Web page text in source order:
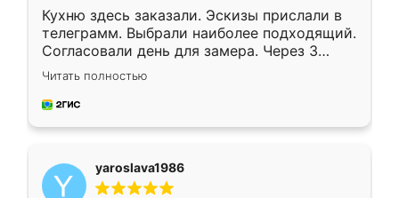
Кухню здесь заказали. Эскизы прислали в
телеграмм. Выбрали наиболее подходящий.
Согласовали день для замера. Через 3
недели кухня была уже готова. Остались
довольны работой. Спасибо Ренессанс
мебель за качественную работу!
Читать полностью
yaroslava1986